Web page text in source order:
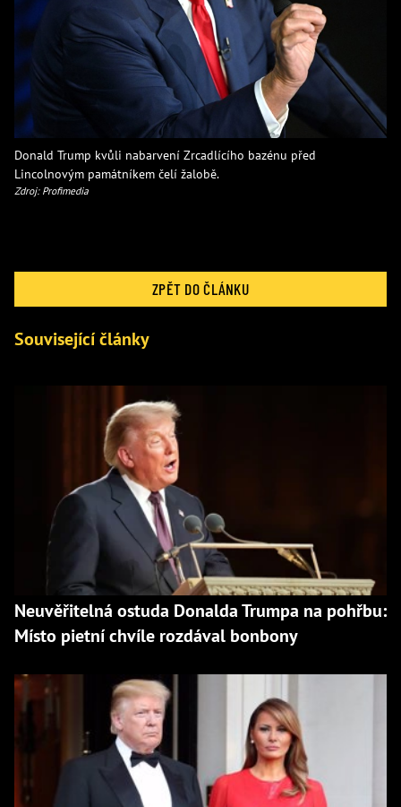
Donald Trump kvůli nabarvení Zrcadlícího bazénu před
Lincolnovým památníkem čelí žalobě.
Zdroj: Profimedia
ZPĚT DO ČLÁNKU
Související články
Neuvěřitelná ostuda Donalda Trumpa na pohřbu:
Místo pietní chvíle rozdával bonbony